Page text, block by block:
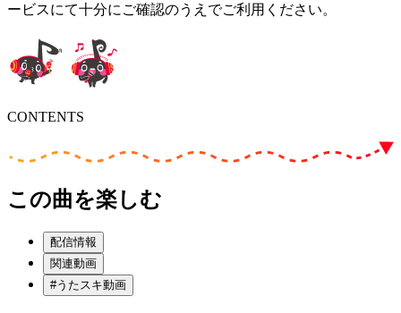
ービスにて十分にご確認のうえでご利用ください。
CONTENTS
この曲を楽しむ
配信情報
関連動画
#うたスキ動画